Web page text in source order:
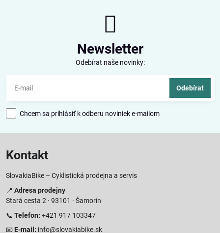
Newsletter
Odebírat naše novinky:
Odebírat
Chcem sa prihlásiť k odberu noviniek e-mailom
Kontakt
SlovakiaBike – Cyklistická prodejna a servis
📍 Adresa prodejny
Stará cesta 2 · 93101 · Šamorín
📞 Telefon: +421 917 103347
📧 E-mail: info@slovakiabike.sk